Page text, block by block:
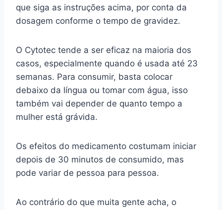
que siga as instruções acima, por conta da
dosagem conforme o tempo de gravidez.
O Cytotec tende a ser eficaz na maioria dos
casos, especialmente quando é usada até 23
semanas. Para consumir, basta colocar
debaixo da língua ou tomar com água, isso
também vai depender de quanto tempo a
mulher está grávida.
Os efeitos do medicamento costumam iniciar
depois de 30 minutos de consumido, mas
pode variar de pessoa para pessoa.
Ao contrário do que muita gente acha, o